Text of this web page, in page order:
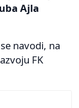
Ajla
navodi, na
FK